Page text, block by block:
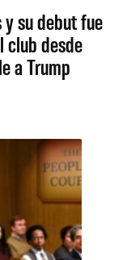
y su debut fue
club desde
a Trump